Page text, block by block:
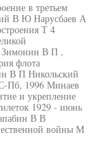
в третьем
В Ю Нарусбаев А
Т 4
Зимонин В П ,
флота
В П Никольский
Пб, 1996 Минаев
и укрепление
1929 - июнь
В В
войны М